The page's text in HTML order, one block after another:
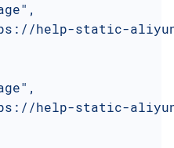
help-static-
help-static-